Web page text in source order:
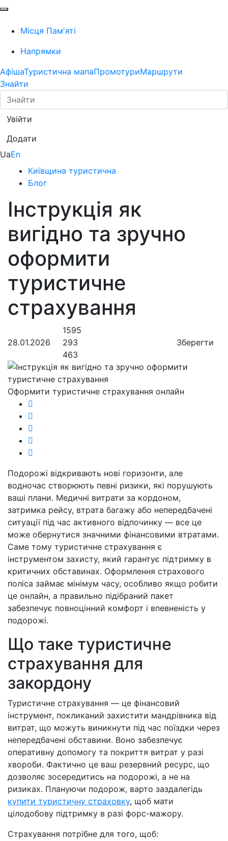
Місця Памʼяті
Напрямки
АфішаТуристична мапаПромотуриМаршрути
Знайти
Увійти
Додати
UaEn
Київщина туристична
Блог
Інструкція як
вигідно та зручно
оформити
туристичне
страхування
28.01.2026
1595
293
463
Зберегти
Оформити туристичне страхування онлайн
Подорожі відкривають нові горизонти, але
водночас створюють певні ризики, які порушують
ваші плани. Медичні витрати за кордоном,
затримка рейсу, втрата багажу або непередбачені
ситуації під час активного відпочинку — все це
може обернутися значними фінансовими втратами.
Саме тому туристичне страхування є
інструментом захисту, який гарантує підтримку в
критичних обставинах. Оформлення страхового
поліса займає мінімум часу, особливо якщо робити
це онлайн, а правильно підібраний пакет
забезпечує повноцінний комфорт і впевненість у
подорожі.
Що таке туристичне
страхування для
закордону
Туристичне страхування — це фінансовий
інструмент, покликаний захистити мандрівника від
витрат, що можуть виникнути під час поїздки через
непередбачені обставини. Воно забезпечує
оперативну допомогу та покриття витрат у разі
хвороби. Фактично це ваш резервний ресурс, що
дозволяє зосередитись на подорожі, а не на
ризиках. Плануючи подорож, варто заздалегідь
купити туристичну страховку, щоб мати
цілодобову підтримку в разі форс-мажору.
Страхування потрібне для того, щоб: